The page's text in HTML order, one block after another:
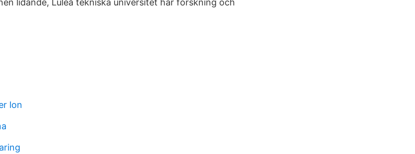
lidande, Luleå tekniska universitet har forskning och
lon